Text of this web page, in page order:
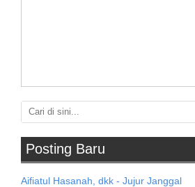
Posting Baru
Aifiatul Hasanah, dkk - Jujur Janggal